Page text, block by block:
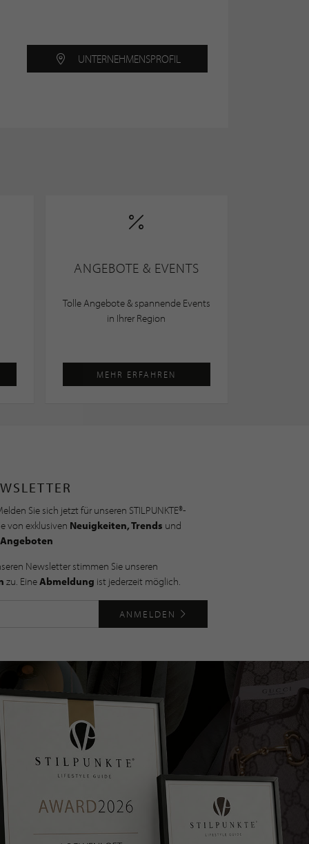
UNTERNEHMENS­PROFIL
ANGEBOTE & EVENTS
Tolle Angebote & spannende Events
in Ihrer Region
MEHR ERFAHREN
Sie sich jetzt für unseren STILPUNKTE®-
von exklusiven Neuigkeiten, Trends und
Angeboten
Newsletter stimmen Sie unseren
zu. EineAbmeldung ist jederzeit möglich.
ANMELDEN